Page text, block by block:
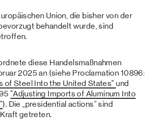
Union, die bisher von der
behandelt wurde, sind
diese Handelsmaßnahmen
2025 an (siehe Proclamation 10896:
of Steel Into the United States"und
"Adjusting Imports of Aluminum Into
). Die „presidential actions“ sind
getreten.